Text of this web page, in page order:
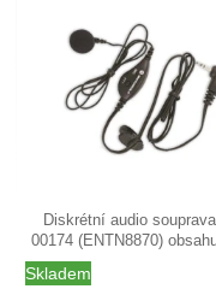
Diskrétní audio
00174 (ENTN8870)
Skladem